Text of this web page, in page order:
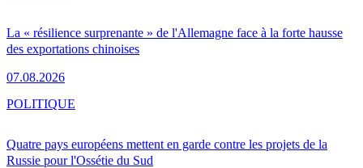
La « résilience surprenante » de l'Allemagne face à la forte hausse
des exportations chinoises
07.08.2026
Quatre pays européens mettent en garde contre les projets de la
Russie pour l'Ossétie du Sud
POLITIQUE